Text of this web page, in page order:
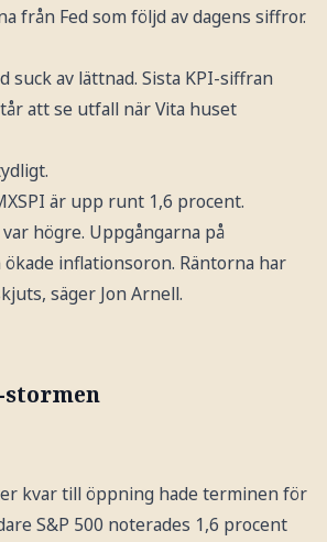
från Fed som följd av dagens siffror.
suck av lättnad. Sista KPI-siffran
att se utfall när Vita huset
är upp runt 1,6 procent.
högre. Uppgångarna på
inflationsoron. Räntorna har
säger Jon Arnell.
stormen
kvar till öppning hade terminen för
S&P 500 noterades 1,6 procent